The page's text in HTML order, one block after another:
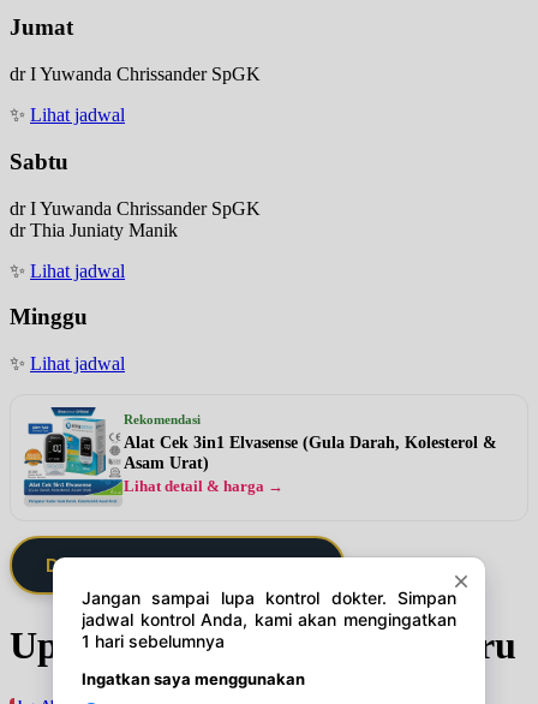
Jumat
dr I Yuwanda Chrissander SpGK
✨ Lihat jadwal
Sabtu
dr I Yuwanda Chrissander SpGK
dr Thia Juniaty Manik
✨ Lihat jadwal
Minggu
✨ Lihat jadwal
Rekomendasi
Alat Cek 3in1 Elvasense (Gula Darah, Kolesterol &
Asam Urat)
Lihat detail & harga →
Daftarkan Saya via Member VIP
Update Jadwal Dokter terbaru